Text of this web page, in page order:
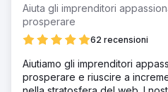
Aiuta gli imprenditori
prosperare
62 recensioni
Aiutiamo gli imprenditori
prosperare e riuscire a